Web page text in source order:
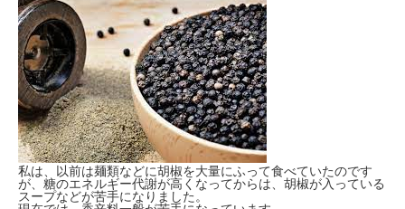
私は、以前は麺類などに胡椒を大量にふって食べていたのです
が、糖のエネルギー代謝が高くなってからは、胡椒が入っている
スープなどが苦手になりました。